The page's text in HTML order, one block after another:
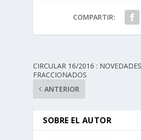
COMPARTIR:
CIRCULAR 16/2016 :
FRACCIONADOS
ANTERIOR
SOBRE EL AUTOR